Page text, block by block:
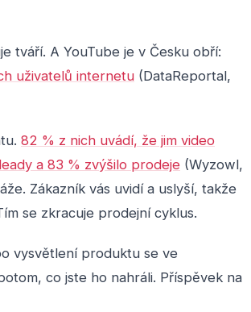
tváří. A YouTube je v Česku obří:
uživatelů internetu (DataReportal,
82 % z nich uvádí, že jim video
a 83 % zvýšilo prodeje (Wyzowl,
Zákazník vás uvidí a uslyší, takže
se zkracuje prodejní cyklus.
vysvětlení produktu se ve
co jste ho nahráli. Příspěvek na